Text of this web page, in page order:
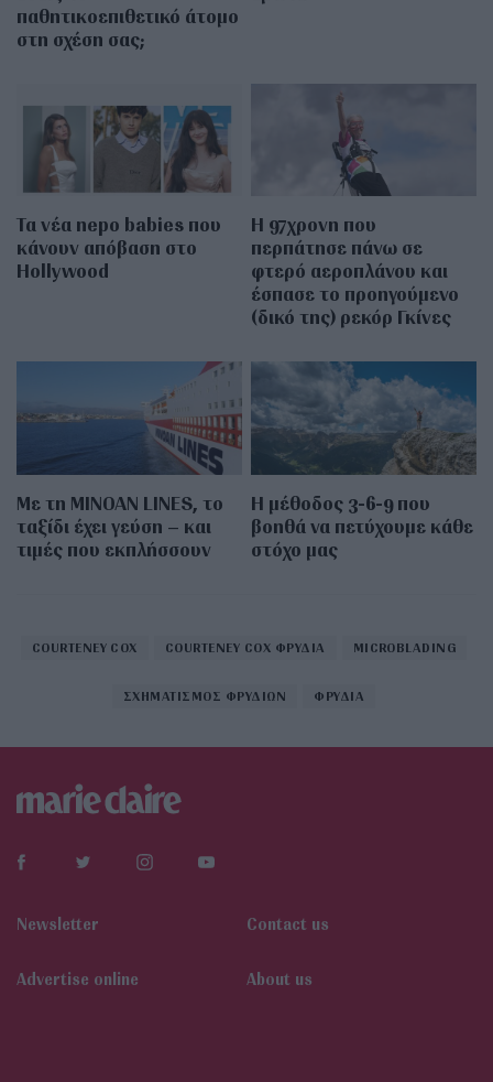
παθητικοεπιθετικό άτομο
στη σχέση σας;
Τα νέα nepo babies που
κάνουν απόβαση στο
Hollywood
Η 97χρονη που
περπάτησε πάνω σε
φτερό αεροπλάνου και
έσπασε το προηγούμενο
(δικό της) ρεκόρ Γκίνες
Με τη MINOAN LINES, το
ταξίδι έχει γεύση – και
τιμές που εκπλήσσουν
Η μέθοδος 3-6-9 που
βοηθά να πετύχουμε κάθε
στόχο μας
COURTENEY COX COURTENEY COX ΦΡΥΔΙΑ MICROBLADING
ΣΧΗΜΑΤΙΣΜΟΣ ΦΡΥΔΙΩΝ ΦΡΥΔΙΑ
Newsletter Contact us
Αdvertise online About us